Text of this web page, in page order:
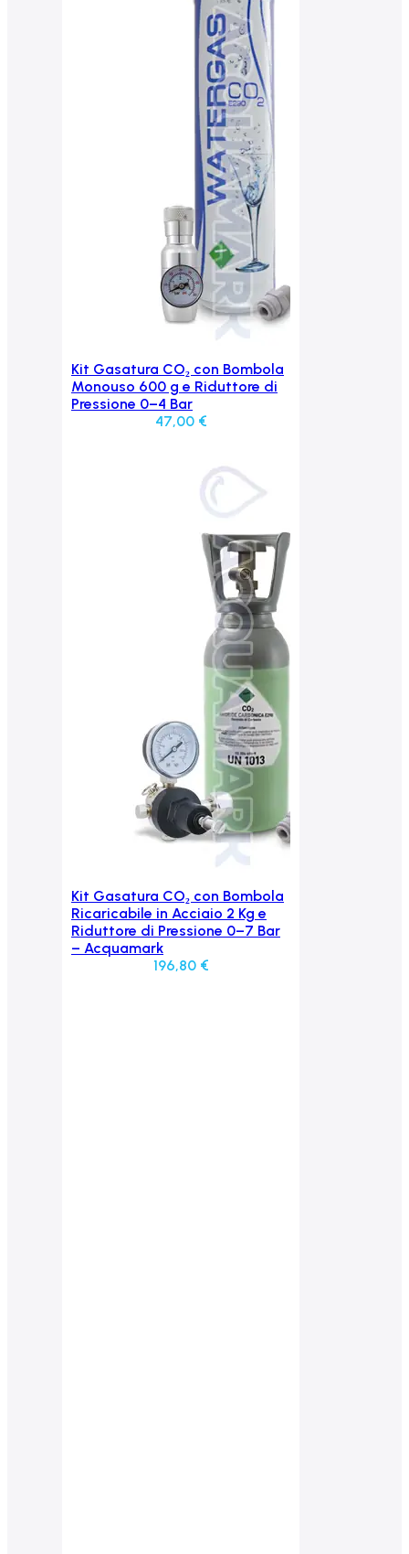
Aggiungi al carrello
Kit Gasatura CO₂ con Bombola
Monouso 600 g e Riduttore di
Pressione 0–4 Bar
47,00 €
Aggiungi al carrello
Kit Gasatura CO₂ con Bombola
Ricaricabile in Acciaio 2 Kg e
Riduttore di Pressione 0–7 Bar
– Acquamark
196,80 €